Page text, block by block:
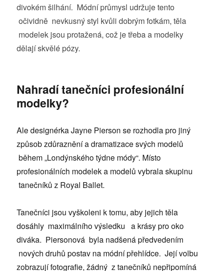
divokém šilhání. Módní průmysl udržuje tento
očividně nevkusný styl kvůli dobrým fotkám, těla
modelek jsou protažená, což je třeba a modelky
dělají skvělé pózy.
Nahradí tanečníci profesionální
modelky?
Ale designérka Jayne Pierson se rozhodla pro jiný
způsob zdůraznění a dramatizace svých modelů
během „Londýnského týdne módy“. Místo
profesionálních modelek a modelů vybrala skupinu
tanečníků z Royal Ballet.
Tanečníci jsou vyškoleni k tomu, aby jejich těla
dosáhly maximálního výsledku a krásy pro oko
diváka. Piersonová byla nadšená předvedením
nových druhů postav na módní přehlídce. Její volbu
zobrazují fotografie, žádný z tanečníků nepřipomíná